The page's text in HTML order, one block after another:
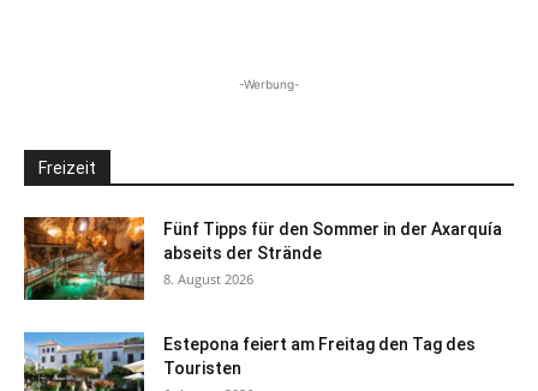
-Werbung-
Freizeit
Fünf Tipps für den Sommer in der Axarquía
abseits der Strände
8. August 2026
Estepona feiert am Freitag den Tag des
Touristen